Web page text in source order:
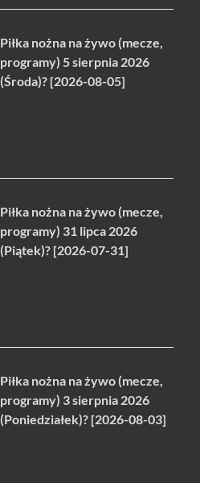
Piłka nożna na żywo (mecze,
programy) 5 sierpnia 2026
(Środa)? [2026-08-05]
Piłka nożna na żywo (mecze,
programy) 31 lipca 2026
(Piątek)? [2026-07-31]
Piłka nożna na żywo (mecze,
programy) 3 sierpnia 2026
(Poniedziałek)? [2026-08-03]